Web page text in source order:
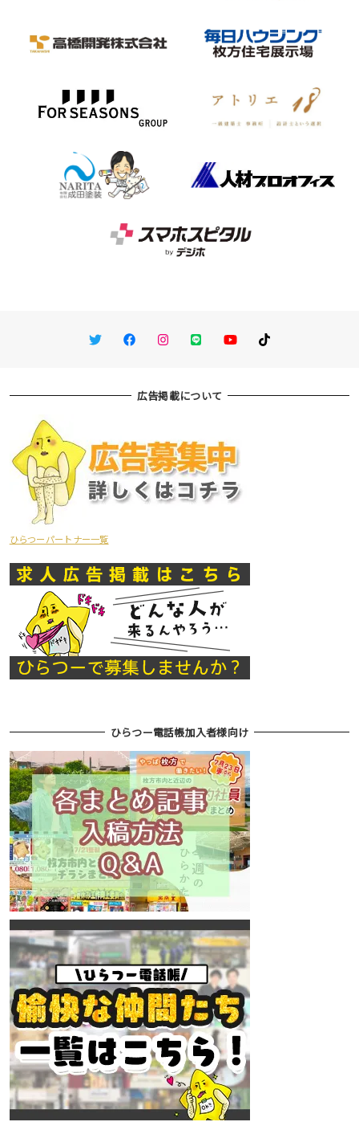
TwitterFacebookInstagram
LINE You TubeTikTok
広告掲載について
ひらつーパートナー一覧
ひらつー電話帳加入者様向け